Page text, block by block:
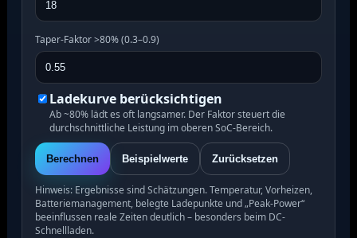
Taper-Faktor >80% (0.3–0.9)
Ladekurve berücksichtigen
Ab ~80% lädt es oft langsamer. Der Faktor steuert die
durchschnittliche Leistung im oberen SoC-Bereich.
Berechnen Beispielwerte Zurücksetzen
Hinweis: Ergebnisse sind Schätzungen. Temperatur, Vorheizen,
Batteriemanagement, belegte Ladepunkte und „Peak-Power“
beeinflussen reale Zeiten deutlich – besonders beim DC-
Schnellladen.